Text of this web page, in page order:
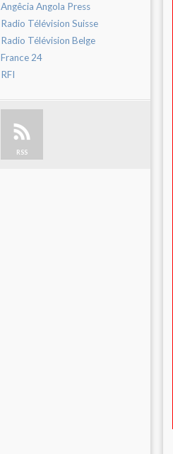
Angêcia Angola Press
Radio Télévision Suisse
Radio Télévision Belge
France 24
RFI
RSS